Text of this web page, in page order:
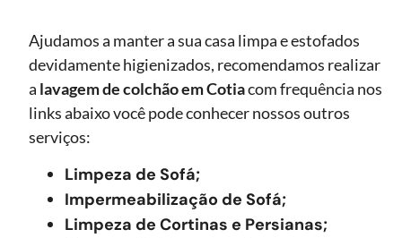
Ajudamos a manter a sua casa limpa e estofados
devidamente higienizados, recomendamos realizar
a lavagem de colchãoem Cotiacom frequência nos
links abaixo você pode conhecer nossos outros
serviços:
Limpeza de Sofá;
Impermeabilização de Sofá;
Limpeza de Cortinas e Persianas;